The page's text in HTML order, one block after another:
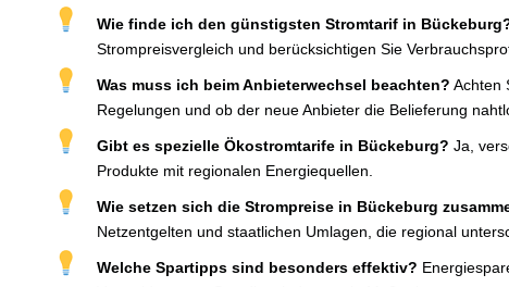
Wie finde ich den günstigsten Stromtarif in
Strompreisvergleich und berücksichtigen Sie
Was muss ich beim Anbieterwechsel beachten? Achten
Regelungen und ob der neue Anbieter die Belieferung
Gibt es spezielle Ökostromtarife in Bückeburg? Ja,
Produkte mit regionalen Energiequellen.
Wie setzen sich die Strompreise in Bückeburg
Netzentgelten und staatlichen Umlagen, die regional
Welche Spartipps sind besonders effektiv?